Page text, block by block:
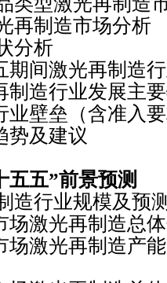
制造市场分析
分析
光再制造行
行业发展主要
垒（含准入要
及建议
五五”前景预测
行业规模及预
再制造总体规
再制造产能